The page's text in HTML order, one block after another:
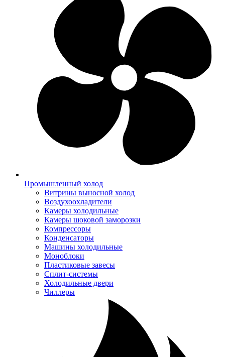
Промышленный холод
Витрины выносной холод
Воздухоохладители
Камеры холодильные
Камеры шоковой заморозки
Компрессоры
Конденсаторы
Машины холодильные
Моноблоки
Пластиковые завесы
Сплит-системы
Холодильные двери
Чиллеры